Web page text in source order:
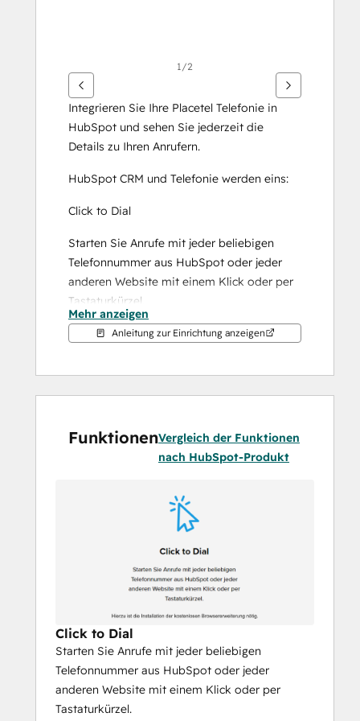
1/2
Integrieren Sie Ihre Placetel Telefonie in
HubSpot und sehen Sie jederzeit die
Details zu Ihren Anrufern.
HubSpot CRM und Telefonie werden eins:
Click to Dial
Starten Sie Anrufe mit jeder beliebigen
Telefonnummer aus HubSpot oder jeder
anderen Website mit einem Klick oder per
Tastaturkürzel.
Hierzu ist die Installation der kostenlosen
den jeweiligen Kontakt protokolliert. Wenn
die Nummer noch nicht erfasst ist, wird ein
Nutzung des Telefons, und Wartezeiten.
Einsehbar über das PhoneMondo
Dashboard oder als regelmäßiger Bericht
per E-Mail
Mehr anzeigen
Anleitung zur Einrichtung anzeigen
FunktionenVergleich der Funktionen
nach HubSpot-Produkt
Click to Dial
Starten Sie Anrufe mit jeder beliebigen
Telefonnummer aus HubSpot oder jeder
anderen Website mit einem Klick oder per
Tastaturkürzel.